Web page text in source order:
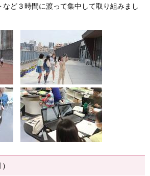
ど３時間に渡って集中して取り組みまし